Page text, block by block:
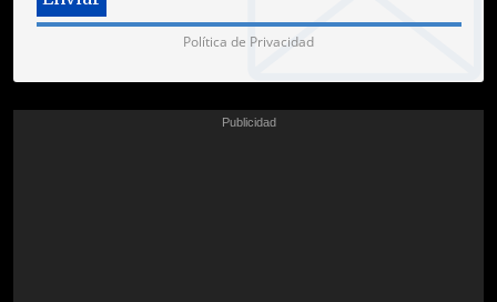
Política de Privacidad